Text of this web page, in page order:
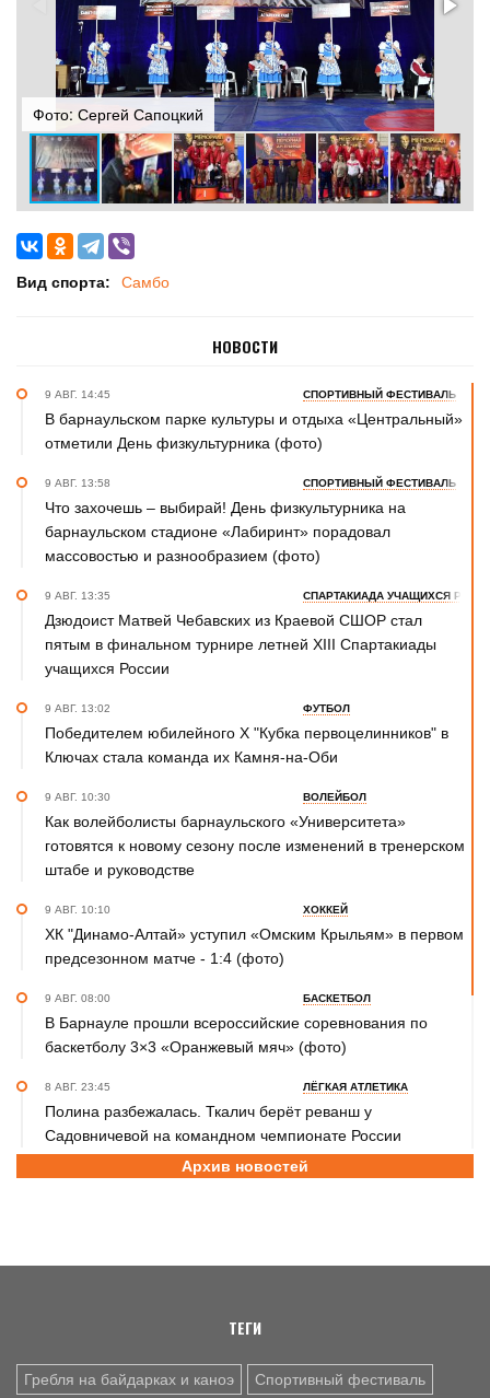
Фото: Сергей Сапоцкий
Вид спорта: Самбо
НОВОСТИ
9 АВГ. 14:45 СПОРТИВНЫЙ ФЕСТИВАЛЬ
В барнаульском парке культуры и отдыха «Центральный»
отметили День физкультурника (фото)
9 АВГ. 13:58 СПОРТИВНЫЙ ФЕСТИВАЛЬ
Что захочешь – выбирай! День физкультурника на
барнаульском стадионе «Лабиринт» порадовал
массовостью и разнообразием (фото)
9 АВГ. 13:35 СПАРТАКИАДА УЧАЩИХСЯ
Дзюдоист Матвей Чебавских из Краевой СШОР стал
пятым в финальном турнире летней XIII Спартакиады
учащихся России
9 АВГ. 13:02 ФУТБОЛ
Победителем юбилейного Х "Кубка первоцелинников" в
Ключах стала команда их Камня-на-Оби
9 АВГ. 10:30 ВОЛЕЙБОЛ
Как волейболисты барнаульского «Университета»
готовятся к новому сезону после изменений в тренерском
штабе и руководстве
9 АВГ. 10:10 ХОККЕЙ
ХК "Динамо-Алтай» уступил «Омским Крыльям» в первом
предсезонном матче - 1:4 (фото)
9 АВГ. 08:00 БАСКЕТБОЛ
В Барнауле прошли всероссийские соревнования по
баскетболу 3×3 «Оранжевый мяч» (фото)
8 АВГ. 23:45 ЛЁГКАЯ АТЛЕТИКА
Полина разбежалась. Ткалич берёт реванш у
Садовничевой на командном чемпионате России
ТХЭКВОНДО
8 АВГ. 20:45 ДЖИУ-ДЖИТСУ
Архив новостей
ТЕГИ
Гребля на байдарках и каноэ Спортивный фестиваль